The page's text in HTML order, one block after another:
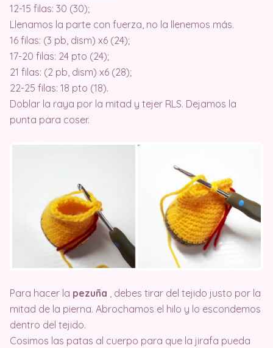
12-15 filas: 30 (30);
Llenamos la parte con fuerza, no la llenemos más.
16 filas: (3 pb, dism) x6 (24);
17-20 filas: 24 pto (24);
21 filas: (2 pb, dism) x6 (28);
22-25 filas: 18 pto (18).
Doblar la raya por la mitad y tejer RLS. Dejamos la
punta para coser.
Para hacer la pezuña , debes tirar del tejido justo por la
mitad de la pierna. Abrochamos el hilo y lo escondemos
dentro del tejido.
Cosimos las patas al cuerpo para que la jirafa pueda